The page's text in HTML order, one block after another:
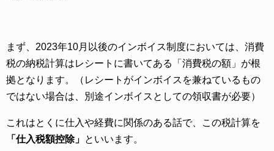
まず、2023年10月以後のインボイス制度においては、消費
税の納税計算はレシートに書いてある「消費税の額」が根
拠となります。（レシートがインボイスを兼ねているもの
ではない場合は、別途インボイスとしての領収書が必要）
これはとくに仕入や経費に関係のある話で、この税計算を
「仕入税額控除」 といいます。